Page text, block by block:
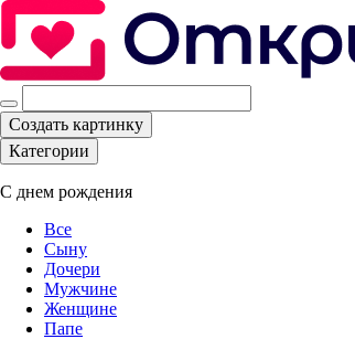
Создать картинку
Категории
С днем рождения
Все
Сыну
Дочери
Мужчине
Женщине
Папе